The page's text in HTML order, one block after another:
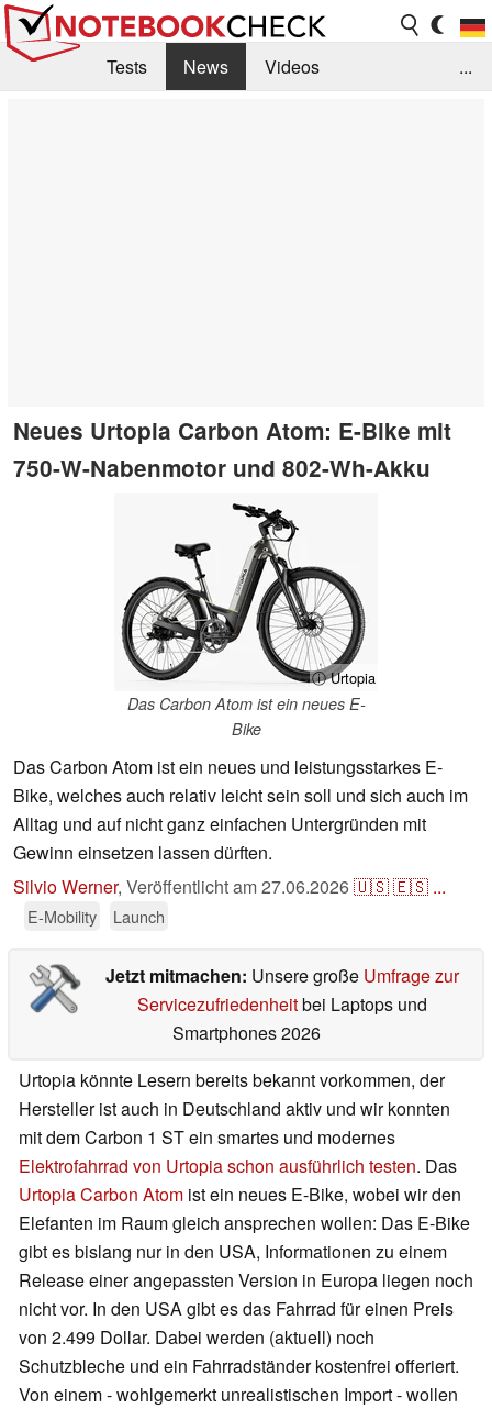
Tests News
Videos
...
Neues Urtopia Carbon Atom: E-Bike mit
750-W-Nabenmotor und 802-Wh-Akku
ⓘ Urtopia
Das Carbon Atom ist ein neues E-
Bike
Das Carbon Atom ist ein neues und leistungsstarkes E-
Bike, welches auch relativ leicht sein soll und sich auch im
Alltag und auf nicht ganz einfachen Untergründen mit
Gewinn einsetzen lassen dürften.
Silvio Werner, Veröffentlicht am27.06.2026🇺🇸🇪🇸 ...
E-Mobility Launch
Jetzt mitmachen: Unsere große Umfrage zur
Servicezufriedenheitbei Laptops und
Smartphones 2026
Urtopia könnte Lesern bereits bekannt vorkommen, der
Hersteller ist auch in Deutschland aktiv und wir konnten
mit dem Carbon 1 ST ein smartes und modernes
Elektrofahrrad von Urtopia schon ausführlich testen. Das
Urtopia Carbon Atom ist ein neues E-Bike, wobei wir den
Elefanten im Raum gleich ansprechen wollen: Das E-Bike
gibt es bislang nur in den USA, Informationen zu einem
Release einer angepassten Version in Europa liegen noch
nicht vor. In den USA gibt es das Fahrrad für einen Preis
von 2.499 Dollar. Dabei werden (aktuell) noch
Schutzbleche und ein Fahrradständer kostenfrei offeriert.
Von einem - wohlgemerkt unrealistischen Import - wollen